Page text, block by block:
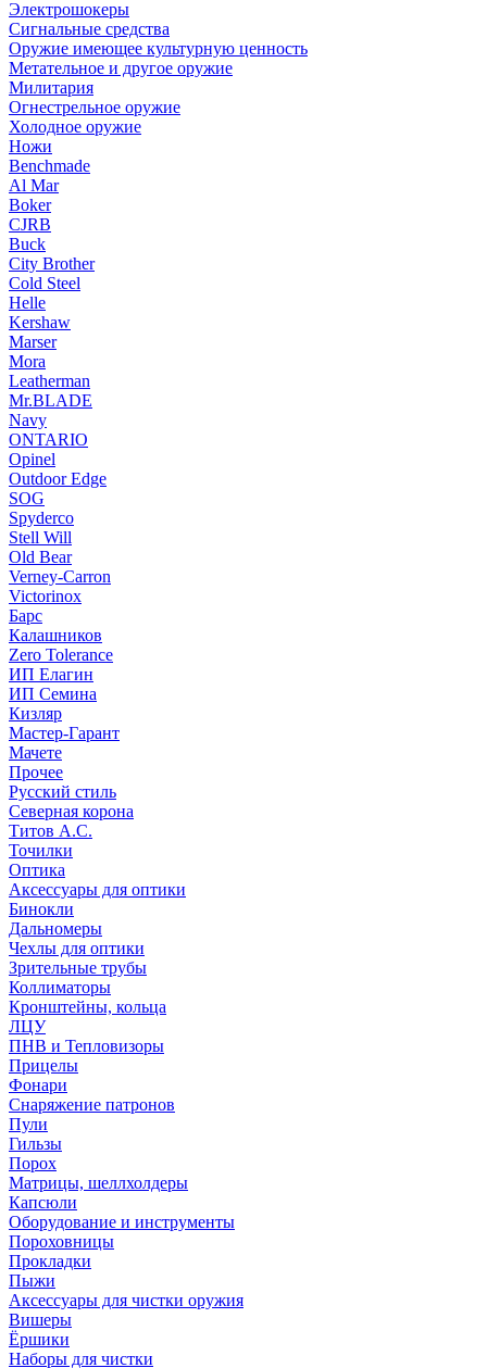
Электрошокеры
Сигнальные средства
Оружие имеющее культурную ценность
Метательное и другое оружие
Милитария
Огнестрельное оружие
Холодное оружие
Ножи
Benchmade
Al Mar
Boker
CJRB
Buck
City Brother
Cold Steel
Helle
Kershaw
Marser
Mora
Leatherman
Mr.BLADE
Navy
ONTARIO
Opinel
Outdoor Edge
SOG
Spyderco
Stell Will
Old Bear
Verney-Carron
Victorinox
Барс
Калашников
Zero Tolerance
ИП Елагин
ИП Семина
Кизляр
Мастер-Гарант
Мачете
Прочее
Русский стиль
Северная корона
Титов А.С.
Точилки
Оптика
Аксессуары для оптики
Бинокли
Дальномеры
Чехлы для оптики
Зрительные трубы
Коллиматоры
Кронштейны, кольца
ЛЦУ
ПНВ и Тепловизоры
Прицелы
Фонари
Снаряжение патронов
Пули
Гильзы
Порох
Матрицы, шеллхолдеры
Капсюли
Оборудование и инструменты
Пороховницы
Прокладки
Пыжи
Аксессуары для чистки оружия
Вишеры
Ёршики
Наборы для чистки